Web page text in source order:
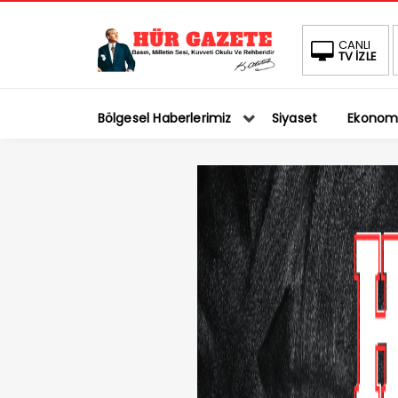
CANLI
TV İZLE
Bölgesel Haberlerimiz Siyaset